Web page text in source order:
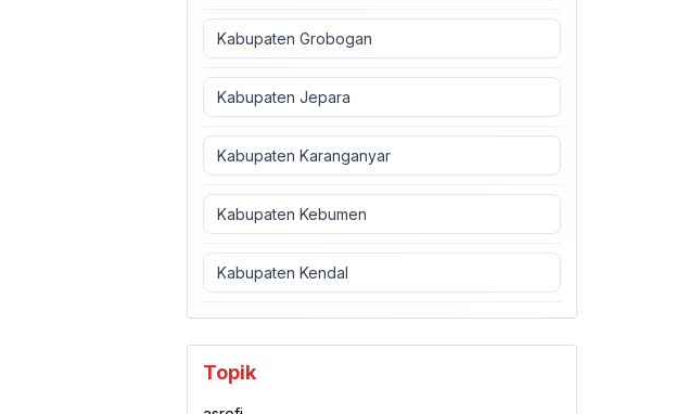
Kabupaten Grobogan
Kabupaten Jepara
Kabupaten Karanganyar
Kabupaten Kebumen
Kabupaten Kendal
Topik